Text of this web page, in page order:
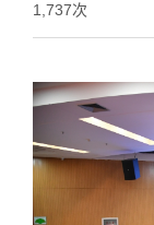
1,737次